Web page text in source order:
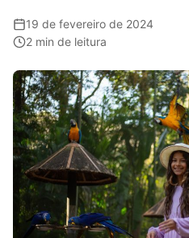
19 de fevereiro de 2024
2 min de leitura